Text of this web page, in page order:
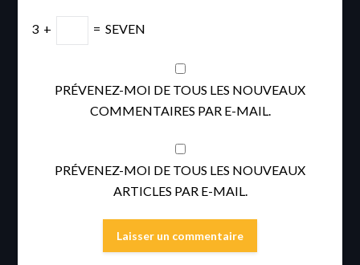
3 + = SEVEN
PRÉVENEZ-MOI DE TOUS LES NOUVEAUX
COMMENTAIRES PAR E-MAIL.
PRÉVENEZ-MOI DE TOUS LES NOUVEAUX
ARTICLES PAR E-MAIL.